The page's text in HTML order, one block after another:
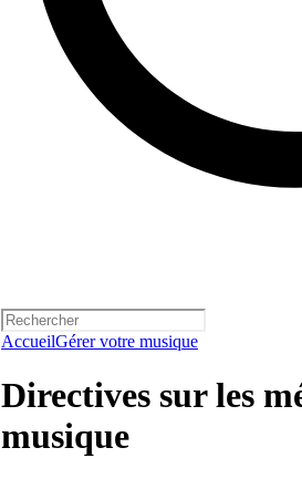
AccueilGérer votre musique
Directives sur les
musique